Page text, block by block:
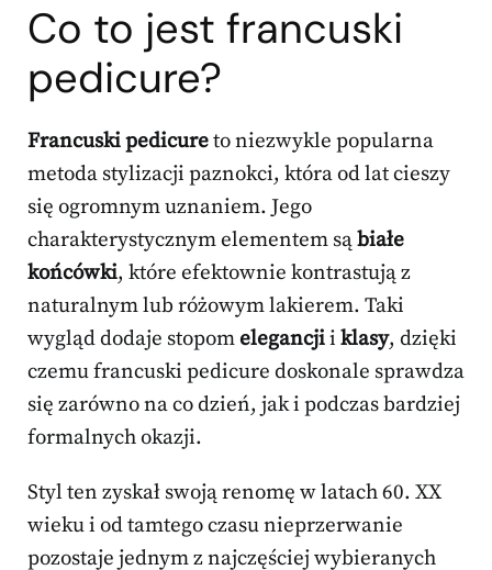
Co to jest francuski
pedicure?
Francuski pedicureto niezwykle popularna
metoda stylizacji paznokci, która od lat cieszy
się ogromnym uznaniem. Jego
charakterystycznym elementem sąbiałe
końcówki, które efektownie kontrastują z
naturalnym lub różowym lakierem. Taki
wygląd dodaje stopomelegancjii klasy, dzięki
czemu francuski pedicure doskonale sprawdza
się zarówno na co dzień, jak i podczas bardziej
formalnych okazji.
Styl ten zyskał swoją renomę w latach 60. XX
wieku i od tamtego czasu nieprzerwanie
pozostaje jednym z najczęściej wybieranych